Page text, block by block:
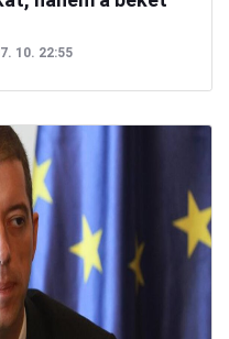
10. 22:55